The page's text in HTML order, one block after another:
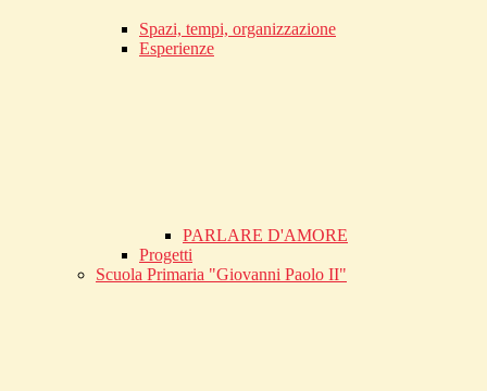
Spazi, tempi, organizzazione
Esperienze
PARLARE D'AMORE
Progetti
Scuola Primaria "Giovanni Paolo II"